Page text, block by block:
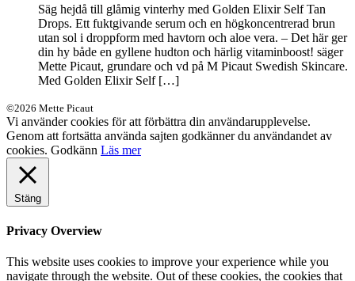
Säg hejdå till glåmig vinterhy med Golden Elixir Self Tan
Drops. Ett fuktgivande serum och en högkoncentrerad brun
utan sol i droppform med havtorn och aloe vera. – Det här ger
din hy både en gyllene hudton och härlig vitaminboost! säger
Mette Picaut, grundare och vd på M Picaut Swedish Skincare.
Med Golden Elixir Self […]
©2026 Mette Picaut
Vi använder cookies för att förbättra din användarupplevelse.
Genom att fortsätta använda sajten godkänner du användandet av
cookies. Godkänn Läs mer
Stäng
Privacy Overview
This website uses cookies to improve your experience while you
navigate through the website. Out of these cookies, the cookies that